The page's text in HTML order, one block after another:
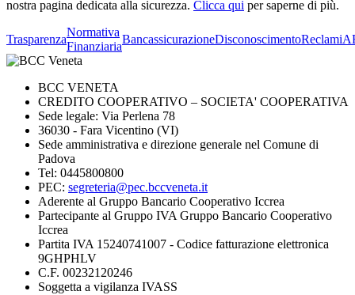
nostra pagina dedicata alla sicurezza. Clicca qui per saperne di più.
Trasparenza
Normativa
Finanziaria
BancassicurazioneDisconoscimentoReclami
BCC VENETA
CREDITO COOPERATIVO – SOCIETA' COOPERATIVA
Sede legale: Via Perlena 78
36030 - Fara Vicentino (VI)
Sede amministrativa e direzione generale nel Comune di
Padova
Tel: 0445800800
PEC: segreteria@pec.bccveneta.it
Aderente al Gruppo Bancario Cooperativo Iccrea
Partecipante al Gruppo IVA Gruppo Bancario Cooperativo
Iccrea
Partita IVA 15240741007 - Codice fatturazione elettronica
9GHPHLV
C.F. 00232120246
Soggetta a vigilanza IVASS